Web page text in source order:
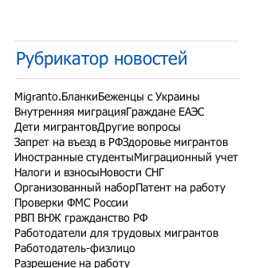
Рубрикатор новостей
Migranto.Бланки Беженцы с Украины
Внутренняя миграция Граждане ЕАЭС
Дети мигрантовДругие вопросы
Запрет на въезд в РФЗдоровье мигрантов
Иностранные студенты Миграционный учет
Налоги и взносы Новости СНГ
Организованный набор Патент на работу
Проверки ФМС России
РВП ВНЖ гражданство РФ
Работодатели для трудовых мигрантов
Работодатель-физлицо
Разрешение на работу